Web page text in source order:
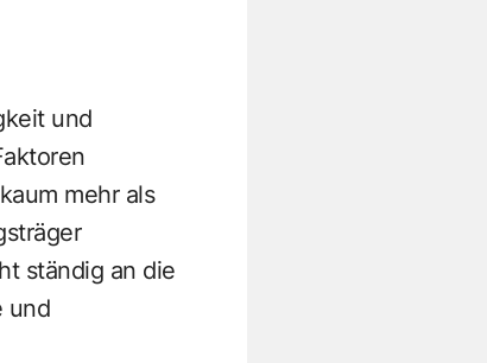
und
mehr als
ständig an die
und